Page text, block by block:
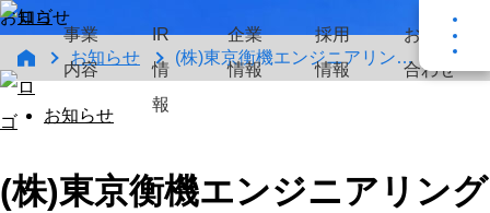
事業
内容
IR
情
報
企業
情報
採用
情報
お問い
合わせ
お知らせ
お知らせ (株)東京衡機エンジニアリングのホームページをリニューアルいたしました。
お知らせ
(株)東京衡機エンジニアリング